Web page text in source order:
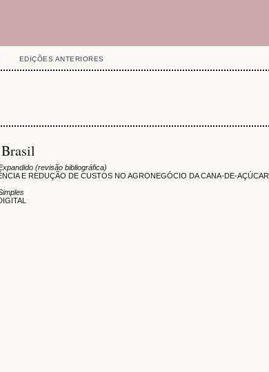
EDIÇÕES ANTERIORES
(revisão bibliográfica)
E REDUÇÃO DE CUSTOS NO AGRONEGÓCIO DA CANA-DE-AÇÚCAR